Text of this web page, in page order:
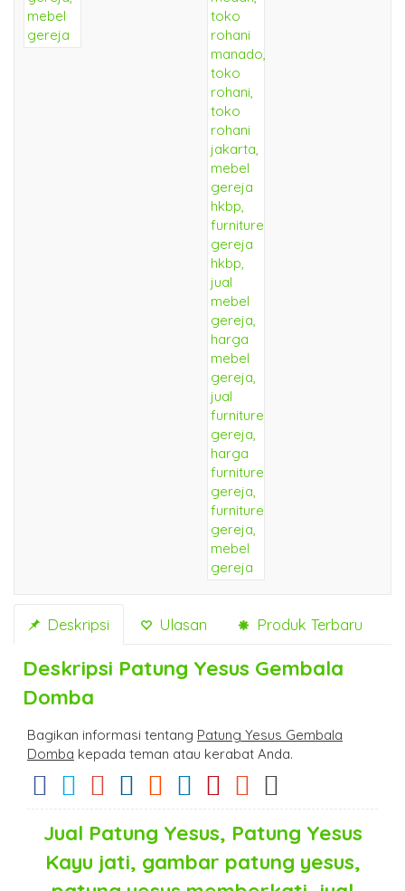
Deskripsi Ulasan Produk Terbaru
Deskripsi Patung Yesus Gembala
Domba
Bagikan informasi tentang Patung Yesus Gembala
Domba kepada teman atau kerabat Anda.
Jual Patung Yesus, Patung Yesus
Kayu jati, gambar patung yesus,